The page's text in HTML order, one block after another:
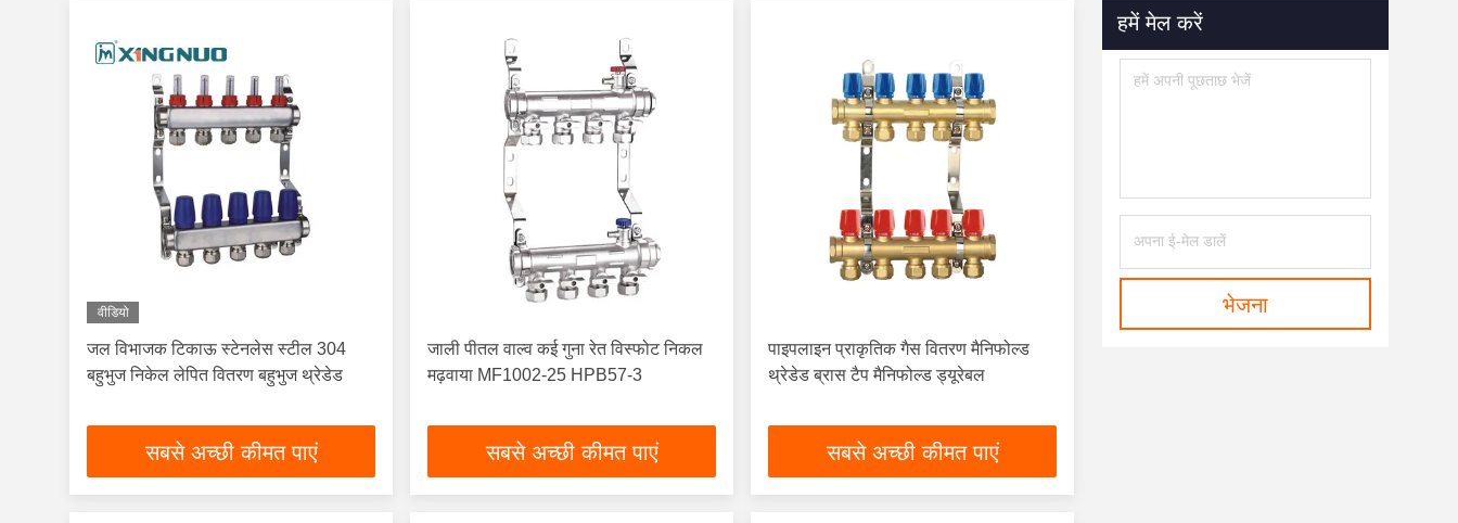
वीडियो
जल विभाजक टिकाऊ स्टेनलेस स्टील 304
बहुभुज निकेल लेपित वितरण बहुभुज थ्रेडेड
सबसे अच्छी कीमत पाएं
जाली पीतल वाल्व कई गुना रेत विस्फोट निकल
मढ़वाया MF1002-25 HPB57-3
सबसे अच्छी कीमत पाएं
पाइपलाइन प्राकृतिक गैस वितरण मैनिफोल्ड
थ्रेडेड ब्रास टैप मैनिफोल्ड ड्यूरेबल
सबसे अच्छी कीमत पाएं
हमें मेल करें
भेजना